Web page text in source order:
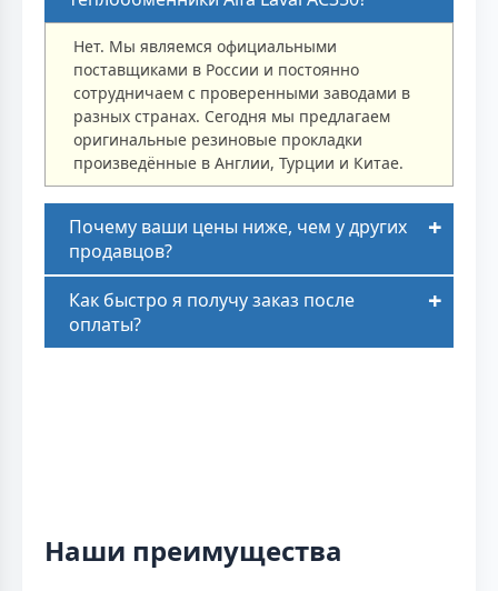
Нет. Мы являемся официальными
поставщиками в России и постоянно
сотрудничаем с проверенными заводами в
разных странах. Сегодня мы предлагаем
оригинальные резиновые прокладки
произведённые в Англии, Турции и Китае.
Почему ваши цены ниже, чем у других
продавцов?
Как быстро я получу заказ после
оплаты?
Наши преимущества